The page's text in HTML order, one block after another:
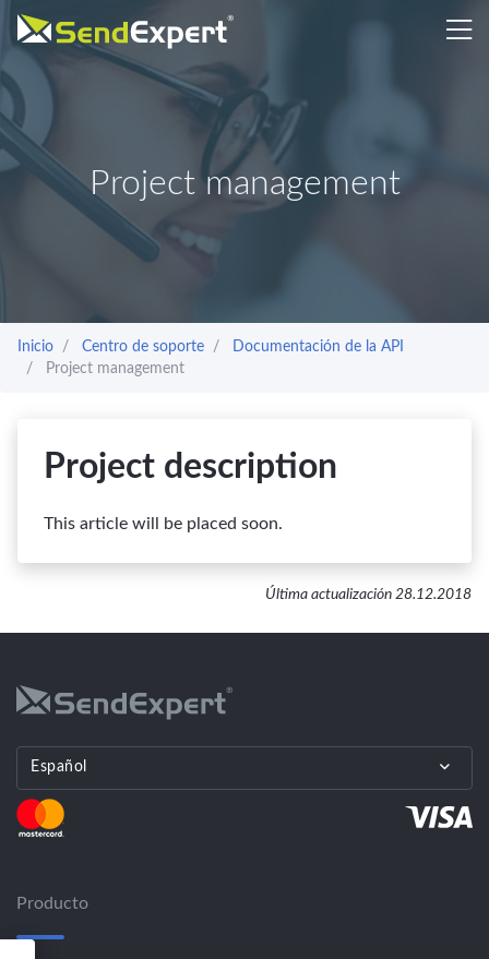
Project management
Inicio Centro de soporte
Documentación de la API
Project management
Project description
This article will be placed soon.
Última actualización 28.12.2018
Español
Producto